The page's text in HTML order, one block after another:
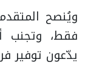
ويُنصح
فقط، وتجنب
يدّعون توفير